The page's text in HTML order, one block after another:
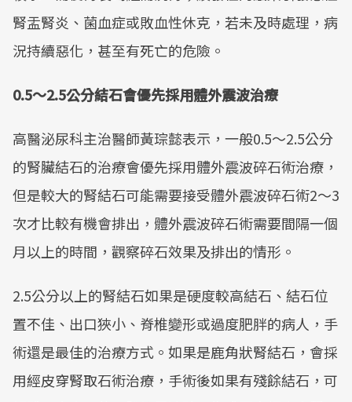
腎盂腎炎、菌血症或敗血性休克，若未及時處理，病
況持續惡化，甚至有死亡的危險。
0.5～2.5公分結石會優先採用體外震波治療
高醫泌尿科主治醫師黃琮懿表示，一般0.5～2.5公分
的腎臟結石的治療會優先採用體外震波碎石術治療，
但是較大的腎結石可能需要接受體外震波碎石術2～3
次才比較有機會排出，體外震波碎石術需要間隔一個
月以上的時間，觀察碎石效果及排出的情形。
2.5公分以上的腎結石如果是硬度較高結石、結石位
置不佳、出口狹小、脊椎變形或過度肥胖的病人，手
術還是最佳的治療方式。如果是鹿角狀腎結石，會採
用經皮穿腎取石術治療，手術後如果有殘餘結石，可